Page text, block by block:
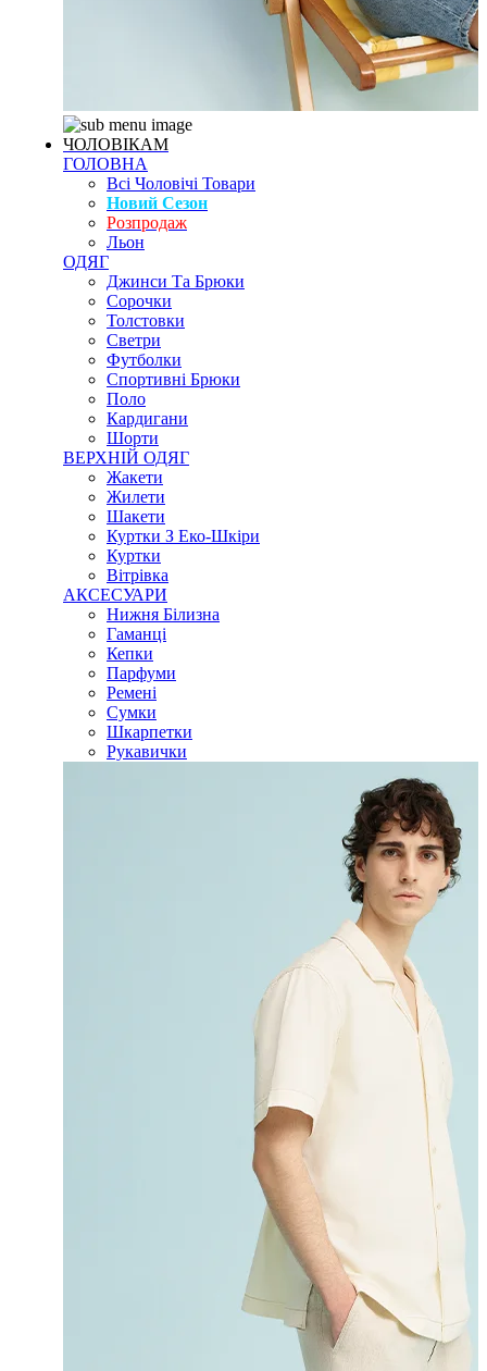
ЧОЛОВІКАМ
ГОЛОВНА
Всі Чоловічі Товари
Новий Сезон
Розпродаж
Льон
ОДЯГ
Джинси Та Брюки
Сорочки
Толстовки
Светри
Футболки
Спортивні Брюки
Поло
Кардигани
Шорти
ВЕРХНІЙ ОДЯГ
Жакети
Жилети
Шакети
Куртки З Еко-Шкіри
Куртки
Вітрівка
АКСЕСУАРИ
Нижня Білизна
Гаманці
Кепки
Парфуми
Ремені
Сумки
Шкарпетки
Рукавички